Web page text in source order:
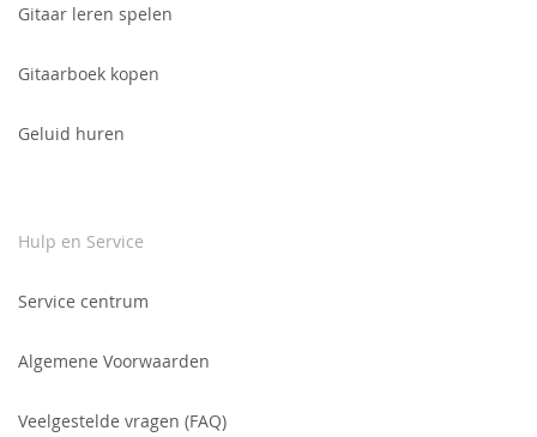
Gitaar leren spelen
Gitaarboek kopen
Geluid huren
Hulp en Service
Service centrum
Algemene Voorwaarden
Veelgestelde vragen (FAQ)